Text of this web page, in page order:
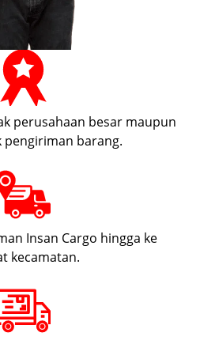
perusahaan besar maupun
pengiriman barang.
Insan Cargo hingga ke
kecamatan.